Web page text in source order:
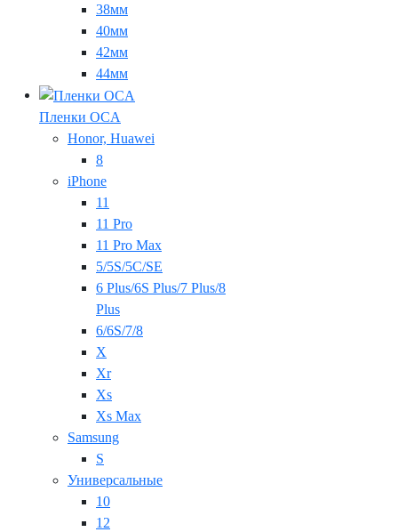
38мм
40мм
42мм
44мм
Пленки OCA
Honor, Huawei
8
iPhone
11
11 Pro
11 Pro Max
5/5S/5C/SE
6 Plus/6S Plus/7 Plus/8
Plus
6/6S/7/8
X
Xr
Xs
Xs Max
Samsung
S
Универсальные
10
12